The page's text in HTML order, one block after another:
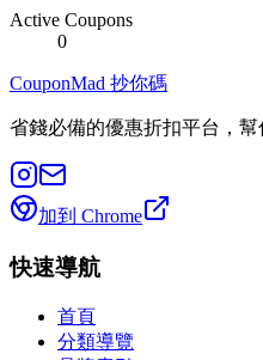
Active Coupons
0
CouponMad 抄你碼
省錢必備的優惠折扣平台，幫
加到 Chrome
快速導航
首頁
分類導覽